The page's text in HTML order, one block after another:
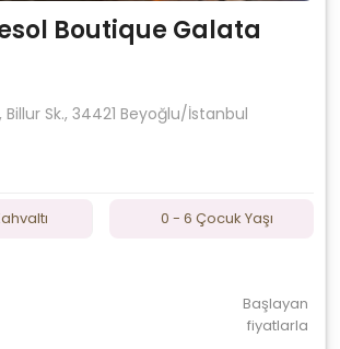
Boutique Galata
Sk., 34421 Beyoğlu/İstanbul
0 - 6 Çocuk Yaşı
Başlayan
fiyatlarla